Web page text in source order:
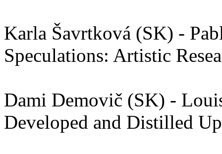
Karla Šavrtková (SK) -
Speculations: Artistic
Dami Demovič (SK) -
Developed and Distilled